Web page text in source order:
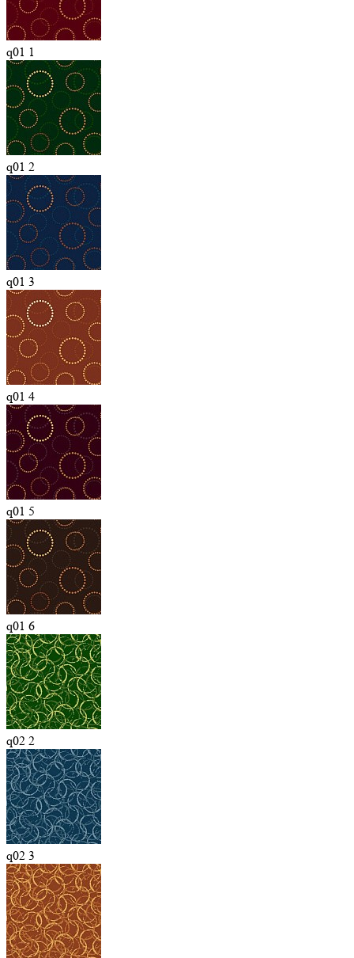
q01 1
q01 2
q01 3
q01 4
q01 5
q01 6
q02 2
q02 3